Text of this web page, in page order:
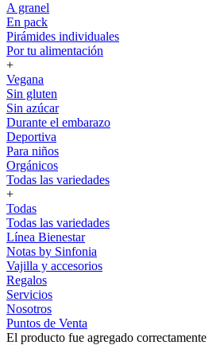
A granel
En pack
Pirámides individuales
Por tu alimentación
+
Vegana
Sin gluten
Sin azúcar
Durante el embarazo
Deportiva
Para niños
Orgánicos
Todas las variedades
+
Todas
Todas las variedades
Línea Bienestar
Notas by Sinfonia
Vajilla y accesorios
Regalos
Servicios
Nosotros
Puntos de Venta
El producto fue agregado correctamente